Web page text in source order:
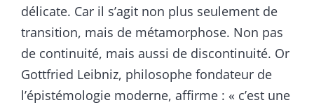
délicate. Car il s’agit non plus seulement de
transition, mais de métamorphose. Non pas
de continuité, mais aussi de discontinuité. Or
Gottfried Leibniz, philosophe fondateur de
l’épistémologie moderne, affirme : « c’est une